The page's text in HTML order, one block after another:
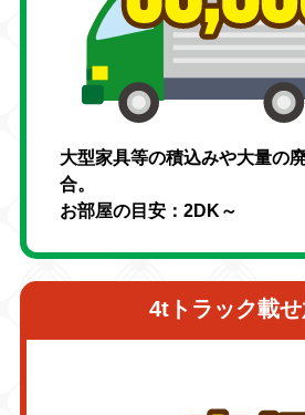
大型家具等の積込みや大量の
合。
お部屋の目安：2DK～
4tトラック載